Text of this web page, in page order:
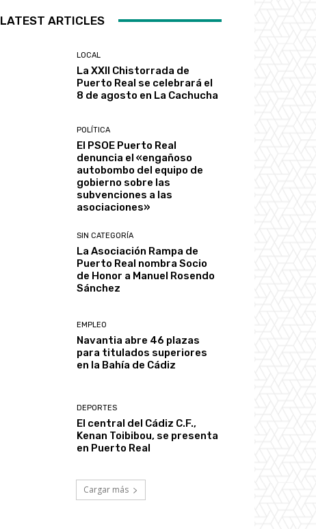
LATEST ARTICLES
LOCAL
La XXII Chistorrada de
Puerto Real se celebrará el
8 de agosto en La Cachucha
POLÍTICA
El PSOE Puerto Real
denuncia el «engañoso
autobombo del equipo de
gobierno sobre las
subvenciones a las
asociaciones»
SIN CATEGORÍA
La Asociación Rampa de
Puerto Real nombra Socio
de Honor a Manuel Rosendo
Sánchez
EMPLEO
Navantia abre 46 plazas
para titulados superiores
en la Bahía de Cádiz
DEPORTES
El central del Cádiz C.F.,
Kenan Toibibou, se presenta
en Puerto Real
Cargar más